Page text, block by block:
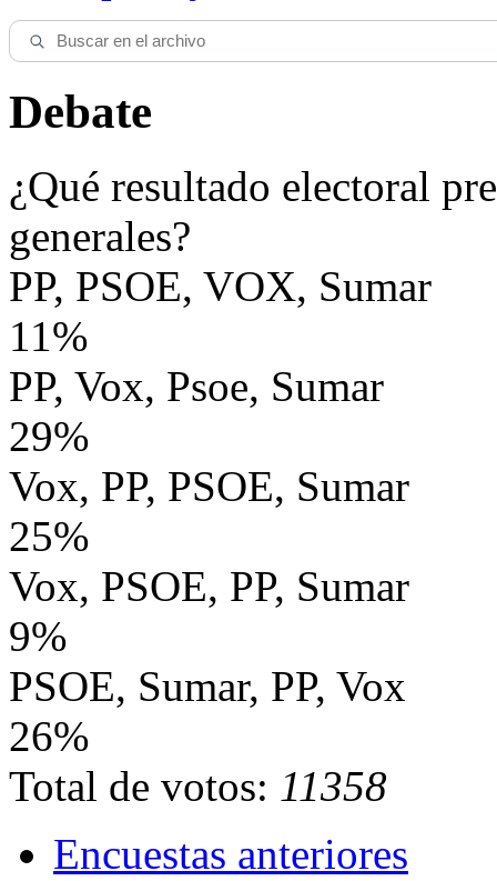
Debate
¿Qué resultado electoral
generales?
PP, PSOE, VOX, Sumar
11%
PP, Vox, Psoe, Sumar
29%
Vox, PP, PSOE, Sumar
25%
Vox, PSOE, PP, Sumar
9%
PSOE, Sumar, PP, Vox
26%
Total de votos: 11358
Encuestas anteriores